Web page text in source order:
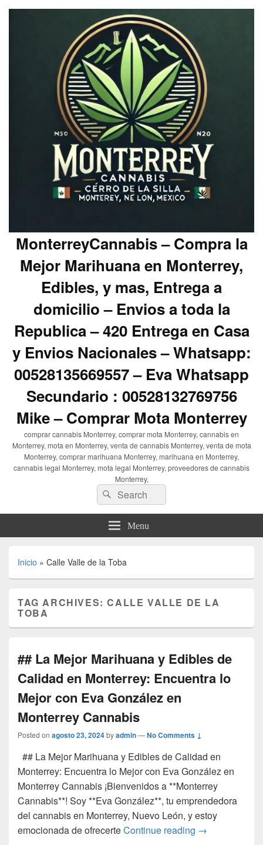
MonterreyCannabis – Compra la
Mejor Marihuana en Monterrey,
Edibles, y mas, Entrega a
domicilio – Envios a toda la
Republica – 420 Entrega en Casa
y Envios Nacionales – Whatsapp:
00528135669557 – Eva Whatsapp
Secundario : 00528132769756
Mike – Comprar Mota Monterrey
comprar cannabis Monterrey, comprar mota Monterrey, cannabis en
Monterrey, mota en Monterrey, venta de cannabis Monterrey, venta de mota
Monterrey, comprar marihuana Monterrey, marihuana en Monterrey,
cannabis legal Monterrey, mota legal Monterrey, proveedores de cannabis
Monterrey,
Search
for:
Search
Menu
Inicio » Calle Valle de la Toba
TAG ARCHIVES:CALLE VALLE DE LA
TOBA
## La Mejor Marihuana y Edibles de
Calidad en Monterrey: Encuentra lo
Mejor con Eva González en
Monterrey Cannabis
Posted on agosto 23, 2024byadmin—No Comments ↓
## La Mejor Marihuana y Edibles de Calidad en
Monterrey: Encuentra lo Mejor con Eva González en
Monterrey Cannabis ¡Bienvenidos a **Monterrey
Cannabis**! Soy **Eva González**, tu emprendedora
del cannabis en Monterrey, Nuevo León, y estoy
emocionada de ofrecerteContinue reading ## La Mejor
→